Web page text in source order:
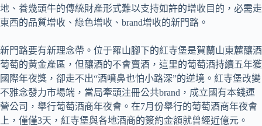
地、養幾頭牛的傳統財產形式難以支持如許的增收目的，必需走
東西的品質增收、綠色增收、brand增收的新門路。
新門路要有新理念帶。位于羅山腳下的紅寺堡是賀蘭山東麓釀酒
葡萄的黃金產區，但釀酒的不會賣酒，這里的葡萄酒持續五年獲
國際年夜獎，卻走不出“酒噴鼻也怕小路深”的逆境。紅寺堡改變
不雅念發力市場端，當局牽頭注冊公共brand，成立國有本錢運
營公司，舉行葡萄酒商年夜會。在7月份舉行的葡萄酒商年夜會
上，僅僅3天，紅寺堡與各地酒商的簽約金額就曾經近億元。